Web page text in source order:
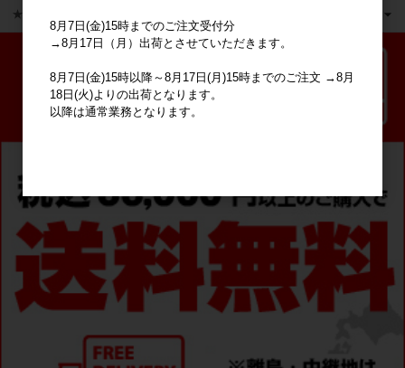
★ピックアップ
8月7日(金)15時までのご注文受付分
→8月17日（月）出荷とさせていただきます。
8月7日(金)15時以降～8月17日(月)15時までのご注文 →8月
18日(火)よりの出荷となります。
以降は通常業務となります。